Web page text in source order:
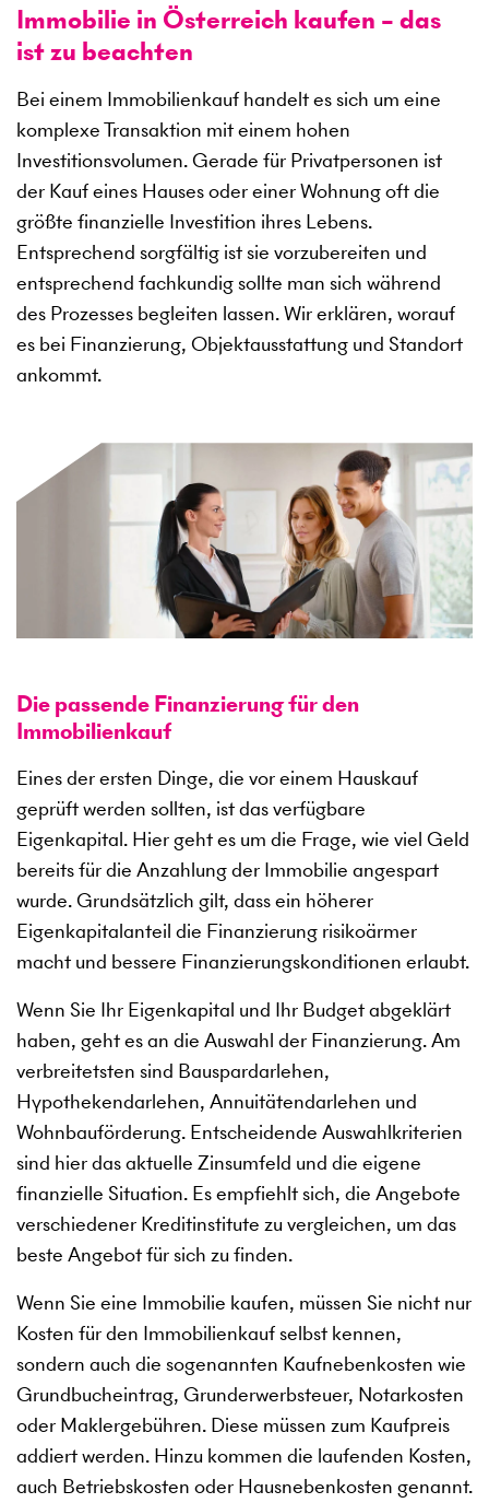
Immobilie in Österreich kaufen – das
ist zu beachten
Bei einem Immobilienkauf handelt es sich um eine
komplexe Transaktion mit einem hohen
Investitionsvolumen. Gerade für Privatpersonen ist
der Kauf eines Hauses oder einer Wohnung oft die
größte finanzielle Investition ihres Lebens.
Entsprechend sorgfältig ist sie vorzubereiten und
entsprechend fachkundig sollte man sich während
des Prozesses begleiten lassen. Wir erklären, worauf
es bei Finanzierung, Objektausstattung und Standort
ankommt.
Die passende Finanzierung für den
Immobilienkauf
Eines der ersten Dinge, die vor einem Hauskauf
geprüft werden sollten, ist das verfügbare
Eigenkapital. Hier geht es um die Frage, wie viel Geld
bereits für die Anzahlung der Immobilie angespart
wurde. Grundsätzlich gilt, dass ein höherer
Eigenkapitalanteil die Finanzierung risikoärmer
macht und bessere Finanzierungskonditionen erlaubt.
Wenn Sie Ihr Eigenkapital und Ihr Budget abgeklärt
haben, geht es an die Auswahl der Finanzierung. Am
verbreitetsten sind Bauspardarlehen,
Hypothekendarlehen, Annuitätendarlehen und
Wohnbauförderung. Entscheidende Auswahlkriterien
sind hier das aktuelle Zinsumfeld und die eigene
finanzielle Situation. Es empfiehlt sich, die Angebote
verschiedener Kreditinstitute zu vergleichen, um das
beste Angebot für sich zu finden.
Wenn Sie eine Immobilie kaufen, müssen Sie nicht nur
Kosten für den Immobilienkauf selbst kennen,
sondern auch die sogenannten Kaufnebenkosten wie
Grundbucheintrag, Grunderwerbsteuer, Notarkosten
oder Maklergebühren. Diese müssen zum Kaufpreis
addiert werden. Hinzu kommen die laufenden Kosten,
auch Betriebskosten oder Hausnebenkosten genannt.